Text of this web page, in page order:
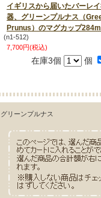
イギリスから届いたバーレ
器、グリーンプルナス（
Prunus）のマグカップ284ml
(n1-512)
7,700円(税込)
在庫3個 個
グリーンプルナス